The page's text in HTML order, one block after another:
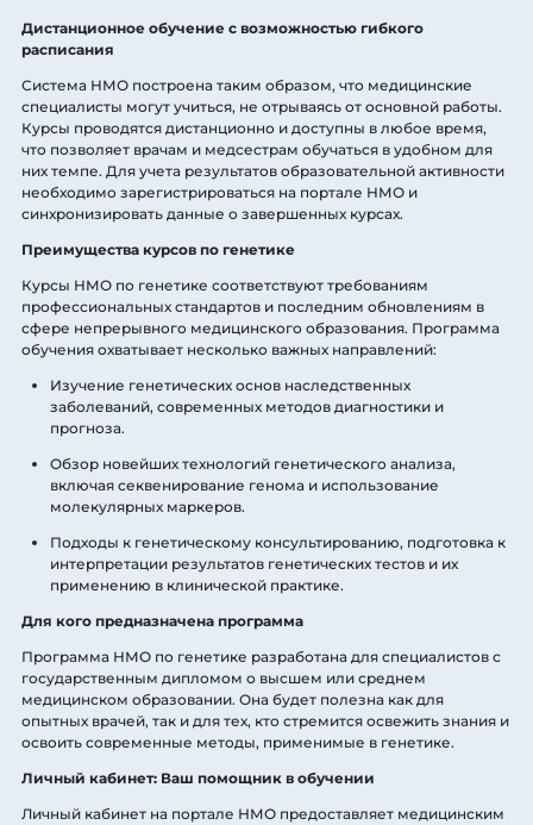
Дистанционное обучение с возможностью гибкого
расписания
Система НМО построена таким образом, что медицинские
специалисты могут учиться, не отрываясь от основной работы.
Курсы проводятся дистанционно и доступны в любое время,
что позволяет врачам и медсестрам обучаться в удобном для
них темпе. Для учета результатов образовательной активности
необходимо зарегистрироваться на портале НМО и
синхронизировать данные о завершенных курсах.
Преимущества курсов по генетике
Курсы НМО по генетике соответствуют требованиям
профессиональных стандартов и последним обновлениям в
сфере непрерывного медицинского образования. Программа
обучения охватывает несколько важных направлений:
Изучение генетических основ наследственных
заболеваний, современных методов диагностики и
прогноза.
Обзор новейших технологий генетического анализа,
включая секвенирование генома и использование
молекулярных маркеров.
Подходы к генетическому консультированию, подготовка к
интерпретации результатов генетических тестов и их
применению в клинической практике.
Для кого предназначена программа
Программа НМО по генетике разработана для специалистов с
государственным дипломом о высшем или среднем
медицинском образовании. Она будет полезна как для
опытных врачей, так и для тех, кто стремится освежить знания и
освоить современные методы, применимые в генетике.
Личный кабинет: Ваш помощник в обучении
Личный кабинет на портале НМО предоставляет медицинским